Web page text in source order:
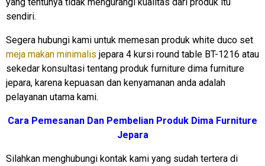
sendiri.
Segera hubungi kami untuk memesan produk white duco set
meja makan minimalis jepara 4 kursi round table BT-1216 atau
sekedar konsultasi tentang produk furniture dima furniture
jepara, karena kepuasan dan kenyamanan anda adalah
pelayanan utama kami.
Cara Pemesanan Dan Pembelian Produk Dima Furniture
Jepara
Silahkan menghubungi kontak kami yang sudah tertera di